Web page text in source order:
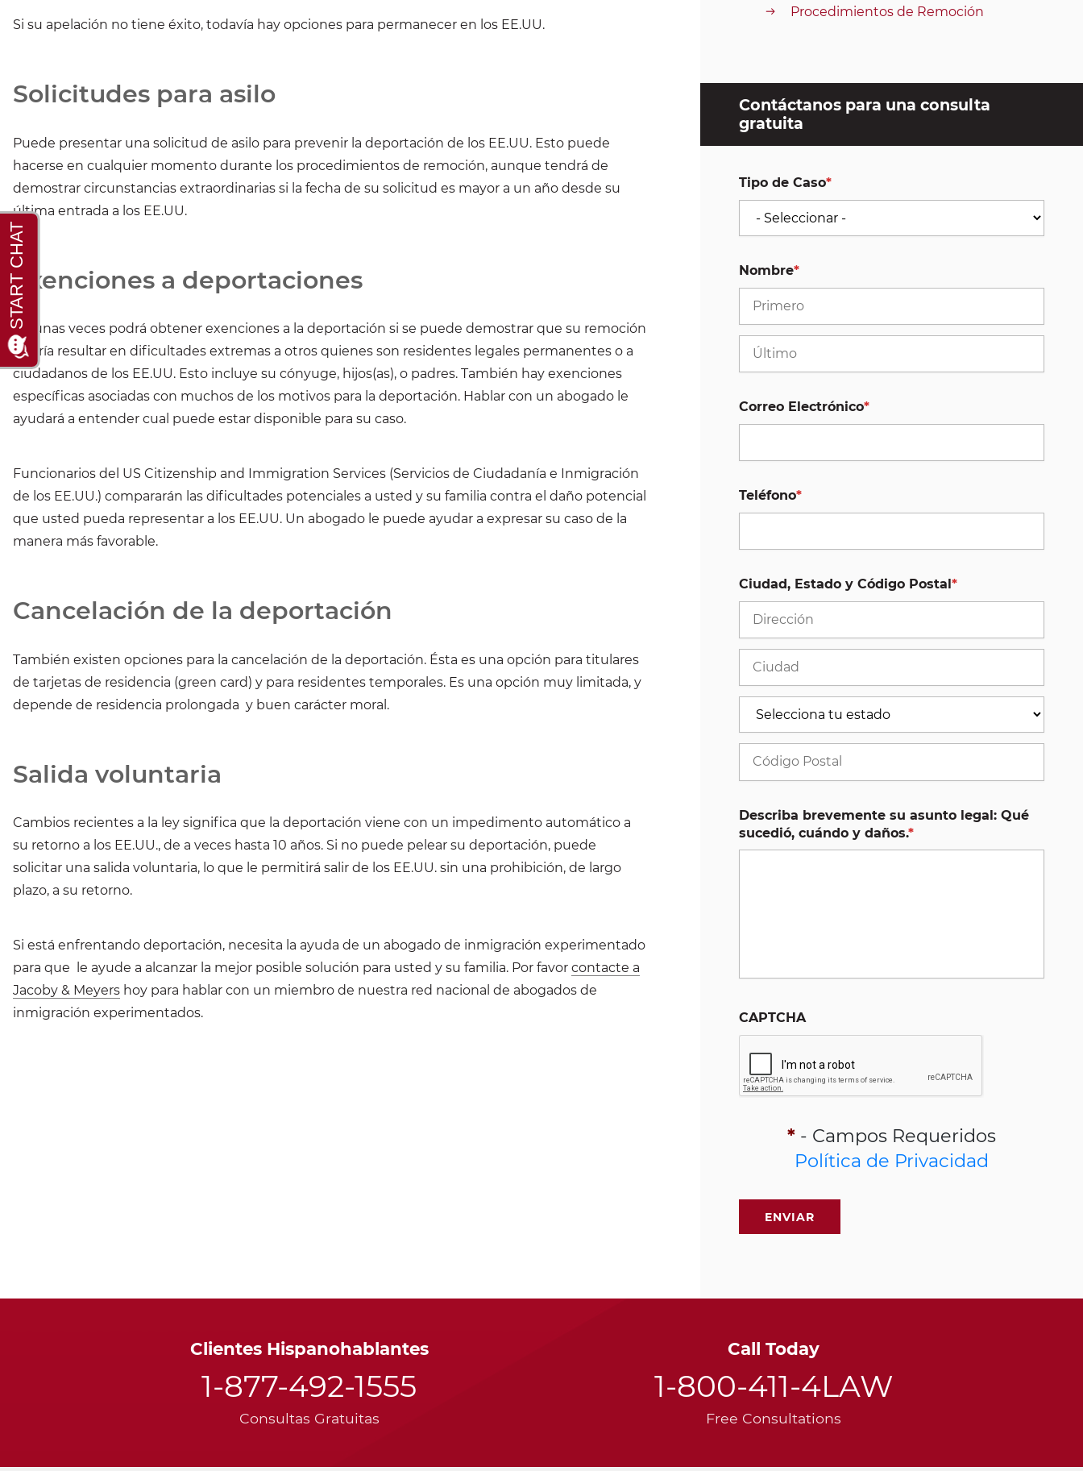
Si su apelación no tiene éxito, todavía hay opciones para permanecer en los EE.UU.
Solicitudes para asilo
Puede presentar una solicitud de asilo para prevenir la deportación de los EE.UU. Esto puede
hacerse en cualquier momento durante los procedimientos de remoción, aunque tendrá de
demostrar circunstancias extraordinarias si la fecha de su solicitud es mayor a un año desde su
última entrada a los EE.UU.
Exenciones a deportaciones
Algunas veces podrá obtener exenciones a la deportación si se puede demostrar que su remoción
podría resultar en dificultades extremas a otros quienes son residentes legales permanentes o a
ciudadanos de los EE.UU. Esto incluye su cónyuge, hijos(as), o padres. También hay exenciones
específicas asociadas con muchos de los motivos para la deportación. Hablar con un abogado le
ayudará a entender cual puede estar disponible para su caso.
Funcionarios del US Citizenship and Immigration Services (Servicios de Ciudadanía e Inmigración
de los EE.UU.) compararán las dificultades potenciales a usted y su familia contra el daño potencial
que usted pueda representar a los EE.UU. Un abogado le puede ayudar a expresar su caso de la
manera más favorable.
Cancelación de la deportación
También existen opciones para la cancelación de la deportación. Ésta es una opción para titulares
de tarjetas de residencia (green card) y para residentes temporales. Es una opción muy limitada, y
depende de residencia prolongada y buen carácter moral.
Salida voluntaria
Cambios recientes a la ley significa que la deportación viene con un impedimento automático a
su retorno a los EE.UU., de a veces hasta 10 años. Si no puede pelear su deportación, puede
solicitar una salida voluntaria, lo que le permitirá salir de los EE.UU. sin una prohibición, de largo
plazo, a su retorno.
Si está enfrentando deportación, necesita la ayuda de un abogado de inmigración experimentado
para que le ayude a alcanzar la mejor posible solución para usted y su familia. Por favor contacte a
Jacoby & Meyers hoy para hablar con un miembro de nuestra red nacional de abogados de
inmigración experimentados.
Procedimientos de Remoción
Contáctanos para una consulta
gratuita
Tipo de Caso*
Nombre*
Correo Electrónico*
Teléfono*
Ciudad, Estado y Código Postal*
Describa brevemente su asunto legal: Qué
sucedió, cuándo y daños.*
CAPTCHA
*- Campos Requeridos
Política de Privacidad
Clientes Hispanohablantes
1-877-492-1555
Consultas Gratuitas
Call Today
1-800-411-4LAW
Free Consultations